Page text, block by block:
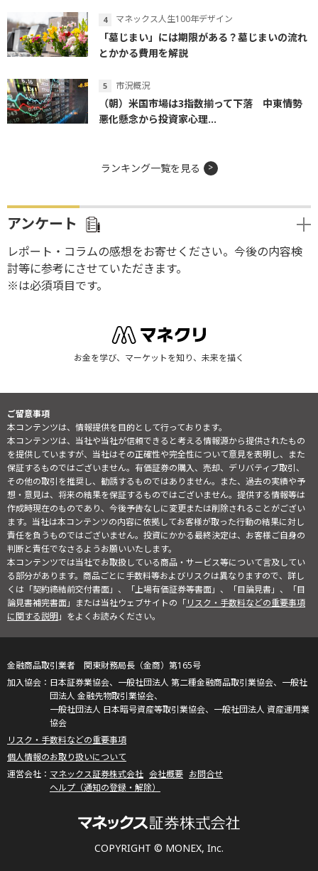
マネックス人生100年デザイン
「墓じまい」には期限がある？墓じまいの流れ
とかかる費用を解説
市況概況
（朝）米国市場は3指数揃って下落 中東情勢
悪化懸念から投資家心理...
ランキング一覧を見る
アンケート
レポート・コラムの感想をお寄せください。今後の内容検
討等に参考にさせていただきます。
※は必須項目です。
お金を学び、マーケットを知り、未来を描く
ご留意事項
本コンテンツは、情報提供を目的として行っております。
本コンテンツは、当社や当社が信頼できると考える情報源から提供されたもの
を提供していますが、当社はその正確性や完全性について意見を表明し、また
保証するものではございません。有価証券の購入、売却、デリバティブ取引、
その他の取引を推奨し、勧誘するものではありません。また、過去の実績や予
想・意見は、将来の結果を保証するものではございません。提供する情報等は
作成時現在のものであり、今後予告なしに変更または削除されることがござい
ます。当社は本コンテンツの内容に依拠してお客様が取った行動の結果に対し
責任を負うものではございません。投資にかかる最終決定は、お客様ご自身の
判断と責任でなさるようお願いいたします。
本コンテンツでは当社でお取扱している商品・サービス等について言及してい
る部分があります。商品ごとに手数料等およびリスクは異なりますので、詳し
くは「契約締結前交付書面」、「上場有価証券等書面」、「目論見書」、「目
論見書補完書面」または当社ウェブサイトの「リスク・手数料などの重要事項
に関する説明」をよくお読みください。
COPYRIGHT © MONEX, Inc.
金融商品取引業者 関東財務局長（金商）第165号
日本証券業協会、一般社団法人 第二種金融商品取引業協会、一般社
団法人 金融先物取引業協会、
一般社団法人 日本暗号資産等取引業協会、一般社団法人 資産運用業
協会
リスク・手数料などの重要事項
個人情報のお取り扱いについて
マネックス証券株式会社 会社概要 お問合せ
ヘルプ（通知の登録・解除）